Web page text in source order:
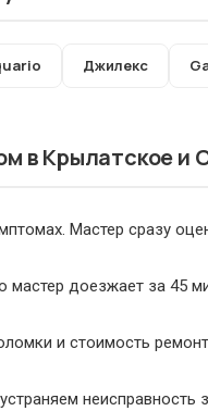
Джилекс
в Крылатское и
Мастер сразу
мастер доезжает за 45
и стоимость